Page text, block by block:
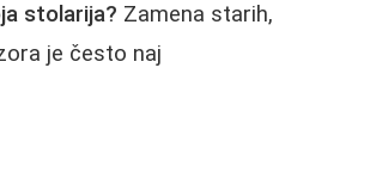
stolarija? Zamena starih,
je često naj